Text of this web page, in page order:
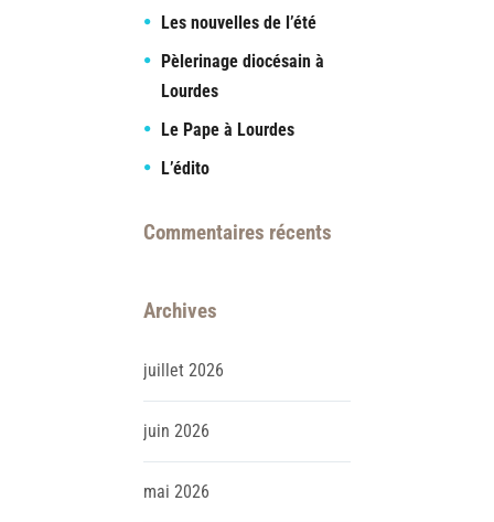
Les nouvelles de l’été
Pèlerinage diocésain à
Lourdes
Le Pape à Lourdes
L’édito
Commentaires récents
Archives
juillet 2026
juin 2026
mai 2026